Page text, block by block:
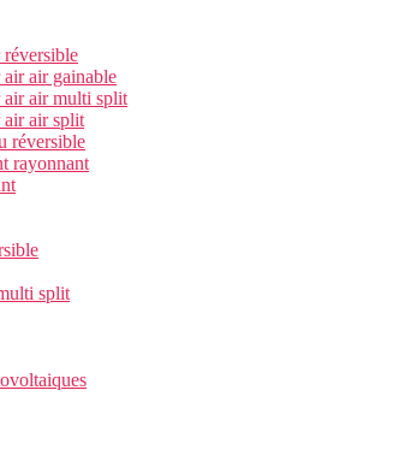
réversible
air air gainable
air air multi split
air air split
réversible
rayonnant
split